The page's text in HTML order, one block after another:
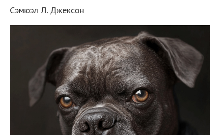
Сэмюэл Л. Джексон